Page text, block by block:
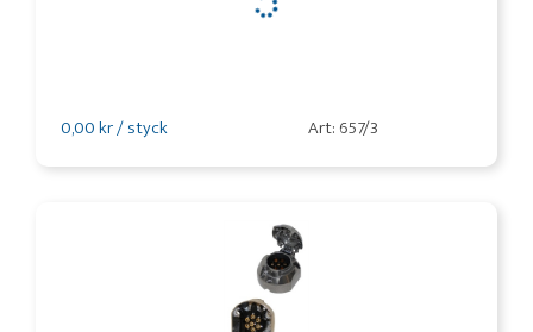
0,00 kr / styck Art: 657/3